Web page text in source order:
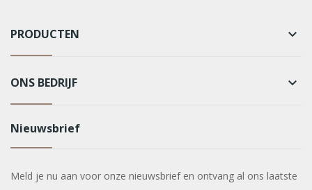
PRODUCTEN keyboard_arrow_down
ONS BEDRIJF keyboard_arrow_down
Nieuwsbrief
Meld je nu aan voor onze nieuwsbrief en ontvang al ons laatste